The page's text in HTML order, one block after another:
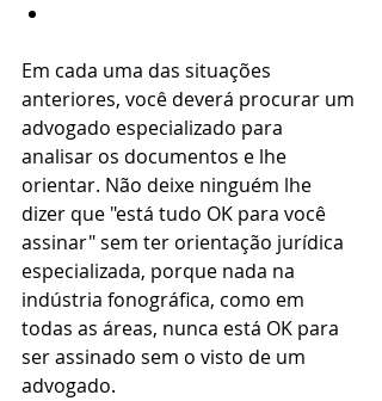
Em cada uma das situações
anteriores, você deverá procurar um
advogado especializado para
analisar os documentos e lhe
orientar. Não deixe ninguém lhe
dizer que "está tudo OK para você
assinar" sem ter orientação jurídica
especializada, porque nada na
indústria fonográfica, como em
todas as áreas, nunca está OK para
ser assinado sem o visto de um
advogado.